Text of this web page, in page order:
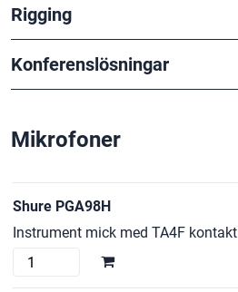
Rigging
Konferenslösningar
Mikrofoner
Shure PGA98H
Instrument mick med TA4F kontakt
Shure